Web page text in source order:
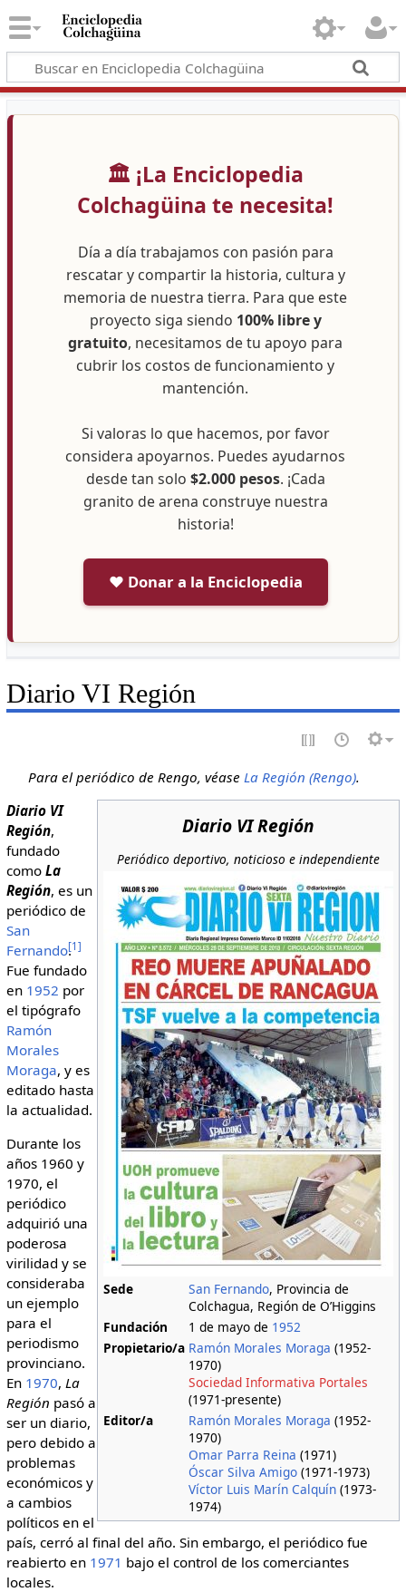
🏛️ ¡La Enciclopedia
Colchagüina te necesita!
Día a día trabajamos con pasión para
rescatar y compartir la historia, cultura y
memoria de nuestra tierra. Para que este
proyecto siga siendo 100% libre y
gratuito, necesitamos de tu apoyo para
cubrir los costos de funcionamiento y
mantención.
Si valoras lo que hacemos, por favor
considera apoyarnos. Puedes ayudarnos
desde tan solo $2.000 pesos. ¡Cada
granito de arena construye nuestra
historia!
❤️ Donar a la Enciclopedia
Diario VI Región
Para el periódico de Rengo, véase La Región (Rengo).
Diario VI Región
Periódico deportivo, noticioso e independiente
Sede San Fernando, Provincia de
Colchagua, Región de O’Higgins
Fundación
1 de mayo de 1952
Propietario/a Ramón Morales Moraga (1952-
1970)
Sociedad Informativa Portales
(1971-presente)
Editor/a
Ramón Morales Moraga (1952-
1970)
Omar Parra Reina (1971)
Óscar Silva Amigo (1971-1973)
Víctor Luis Marín Calquín (1973-
1974)
Diario VI
Región,
fundado
como La
Región, es un
periódico de
San
Fernando.[1 ]
Fue fundado
en 1952 por
el tipógrafo
Ramón
Morales
Moraga, y es
editado hasta
la actualidad.
Durante los
años 1960 y
1970, el
periódico
adquirió una
poderosa
virilidad y se
consideraba
un ejemplo
para el
periodismo
provinciano.
En 1970, La
Región pasó a
ser un diario,
pero debido a
problemas
económicos y
a cambios
políticos en el
país, cerró al final del año. Sin embargo, el periódico fue
reabierto en 1971 bajo el control de los comerciantes
locales.